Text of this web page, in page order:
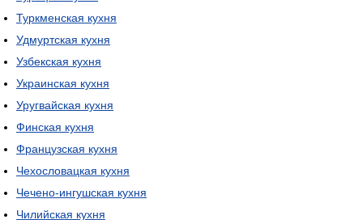
Туркменская кухня
Удмуртская кухня
Узбекская кухня
Украинская кухня
Уругвайская кухня
Финская кухня
Французская кухня
Чехословацкая кухня
Чечено-ингушская кухня
Чилийская кухня